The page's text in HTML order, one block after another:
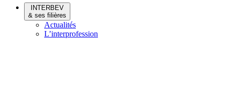
INTERBEV
& ses filières
Actualités
L’interprofession